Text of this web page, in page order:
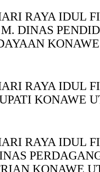
RAYA IDUL
M. DINAS
RAYA IDUL
KONAWE
RAYA IDUL
KONAWE